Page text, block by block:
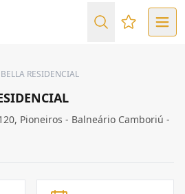
Favoritos
RESIDENCIAL
Pioneiros - Balneário Camboriú -